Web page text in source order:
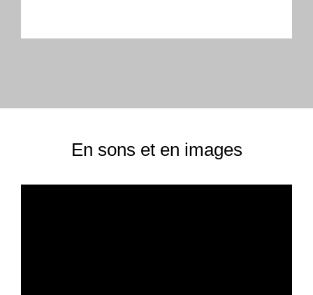
En sons et en images